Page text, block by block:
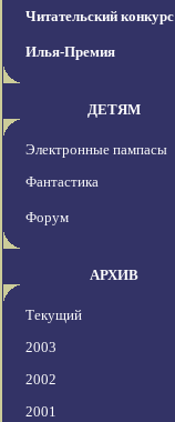
Читательский конкурс
Илья-Премия
ДЕТЯМ
Электронные пампасы
Фантастика
Форум
АРХИВ
Текущий
2003
2002
2001